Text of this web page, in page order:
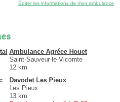
Éditer les informations de mon ambulance
Ambulance Agréee Houet
Saint-Sauveur-le-Vicomte
12 km
Davodet Les Pieux
Les Pieux
13 km